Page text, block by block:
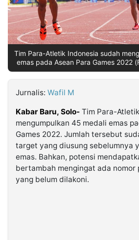
Follow
Kabarbaru
Kabarbaru.co
2026
Tim Para-Atletik Indonesia sudah
emas pada Asean Para Games 2022
Jurnalis: Wafil M
Kabar Baru, Solo- Tim Para-
mengumpulkan 45 medali emas
Games 2022. Jumlah tersebut
target yang diusung sebelumnya
emas. Bahkan, potensi
bertambah mengingat ada nomor
yang belum dilakoni.